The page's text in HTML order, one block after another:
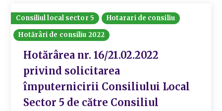
Consiliul local sector 5
Hotarari de consiliu
Hotărâri de consiliu 2022
Hotărârea nr. 16/21.02.2022
privind solicitarea
împuternicirii Consiliului Local
Sector 5 de către Consiliul